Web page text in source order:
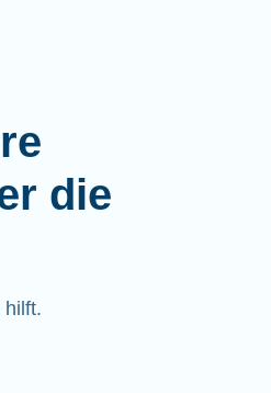
die
hilft.